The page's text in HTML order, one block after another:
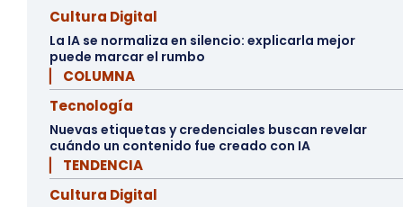
Cultura Digital
La IA se normaliza en silencio: explicarla mejor
puede marcar el rumbo
▏ COLUMNA
Tecnología
Nuevas etiquetas y credenciales buscan revelar
cuándo un contenido fue creado con IA
▏ TENDENCIA
Cultura Digital